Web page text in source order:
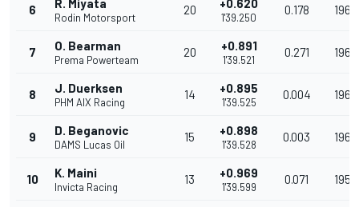
6 R. Miyata
Rodin Motorsport
20 +0.620
1'39.250
0.178
7 O. Bearman
Prema Powerteam
20 +0.891
1'39.521
0.271
8 J. Duerksen
PHM AIX Racing
14 +0.895
1'39.525
0.004
9 D. Beganovic
DAMS Lucas Oil
15 +0.898
1'39.528
0.003
10 K. Maini
Invicta Racing
13 +0.969
1'39.599
0.071